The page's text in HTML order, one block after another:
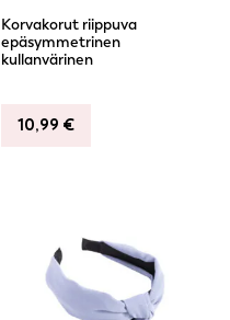
Korvakorut riippuva
epäsymmetrinen
kullanvärinen
10,99 €